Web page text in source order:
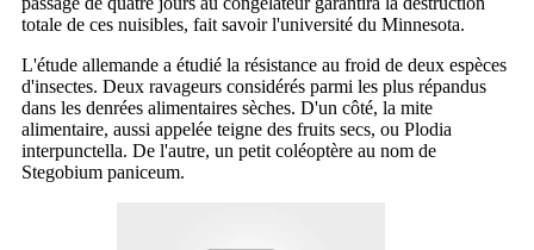
totale de ces nuisibles, fait savoir l'université du Minnesota.
L'étude allemande a étudié la résistance au froid de deux espèces
d'insectes. Deux ravageurs considérés parmi les plus répandus
dans les denrées alimentaires sèches. D'un côté, la mite
alimentaire, aussi appelée teigne des fruits secs, ou Plodia
interpunctella. De l'autre, un petit coléoptère au nom de
Stegobium paniceum.